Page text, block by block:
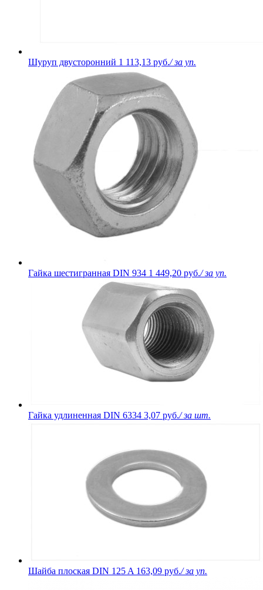
Шуруп двусторонний 1 113,13 руб./ за уп.
Гайка шестигранная DIN 934 1 449,20 руб./ за уп.
Гайка удлиненная DIN 6334 3,07 руб./ за шт.
Шайба плоская DIN 125 A 163,09 руб./ за уп.